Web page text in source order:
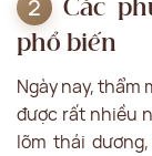
Các
phổ biến
Ngày nay, thẩm
được rất nhiều
lõm thái